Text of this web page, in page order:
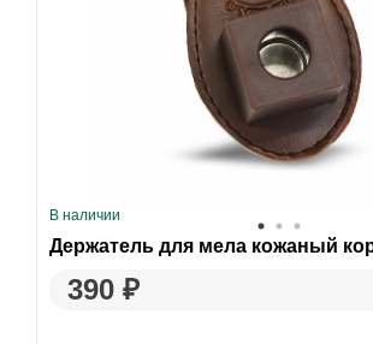
В наличии
Держатель для мела кожаный
390 ₽